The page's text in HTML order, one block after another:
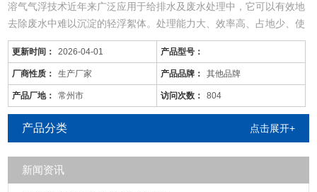
溶气气浮技术近年来广泛应用于给排水及废水处理中，它可以有效地
去除废水中难以沉淀的轻浮絮体。处理能力大、效率高、占地少、使
用范围广。
b、生物接触氧化池内中部挂满组合填料；底部装有SLB型射流曝气
机2台，一台为定时自动曝气，一台随提升泵联动工作
7、当斜管长度为一米时，有效负荷按2~8m3/m2设计。
更新时间： 2026-04-01 产品型号：
厂商性质： 生产厂家 产品品牌： 其他品牌
产品厂地： 常州市 访问次数： 804
产品分类 点击展开+
新闻资讯